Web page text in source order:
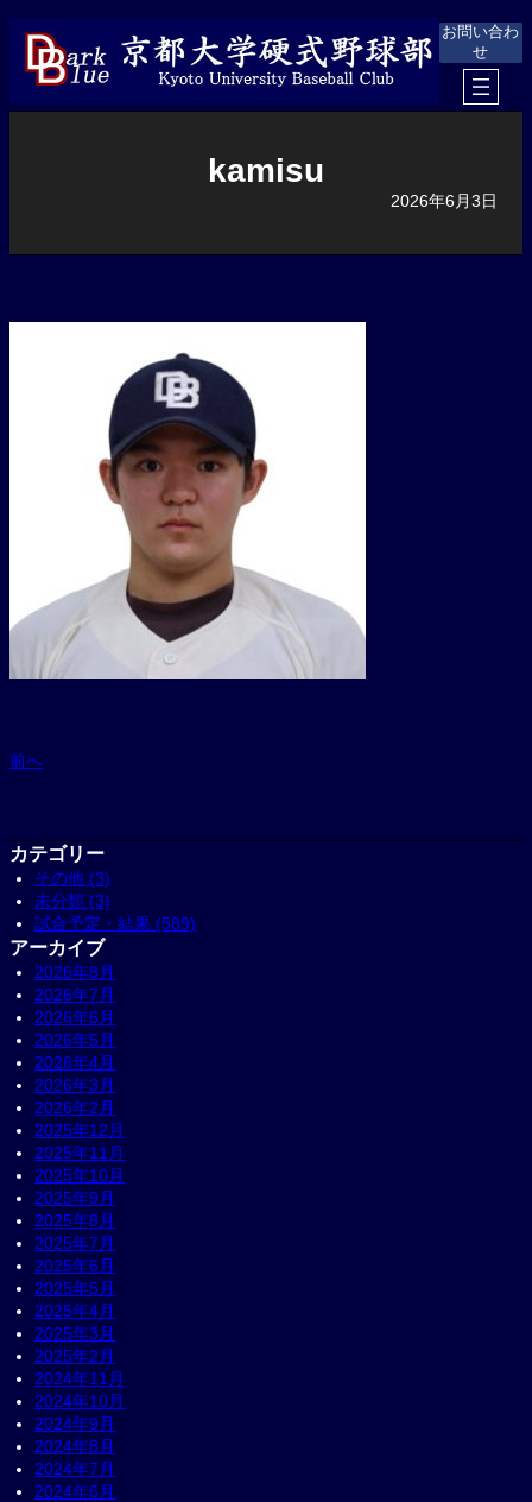
キ
お問い合わ
せ
kamisu
2026年6月3日
前へ
カテゴリー
その他 (3)
未分類 (3)
試合予定・結果 (589)
アーカイブ
2026年8月
2026年7月
2026年6月
2026年5月
2026年4月
2026年3月
2026年2月
2025年12月
2025年11月
2025年10月
2025年9月
2025年8月
2025年7月
2025年6月
2025年5月
2025年4月
2025年3月
2025年2月
2024年11月
2024年10月
2024年9月
2024年8月
2024年7月
2024年6月